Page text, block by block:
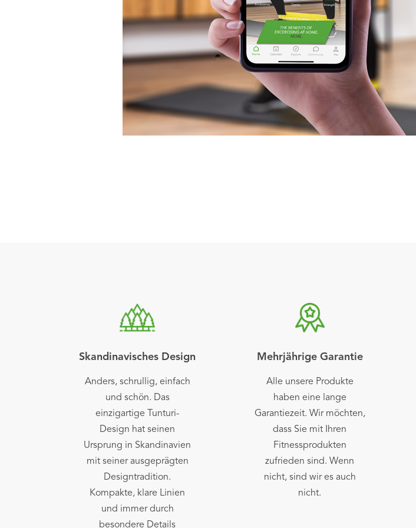
Skandinavisches Design
Anders, schrullig, einfach
und schön. Das
einzigartige Tunturi-
Design hat seinen
Ursprung in Skandinavien
mit seiner ausgeprägten
Designtradition.
Kompakte, klare Linien
und immer durch
besondere Details
Mehrjährige Garantie
Alle unsere Produkte
haben eine lange
Garantiezeit. Wir möchten,
dass Sie mit Ihren
Fitnessprodukten
zufrieden sind. Wenn
nicht, sind wir es auch
nicht.